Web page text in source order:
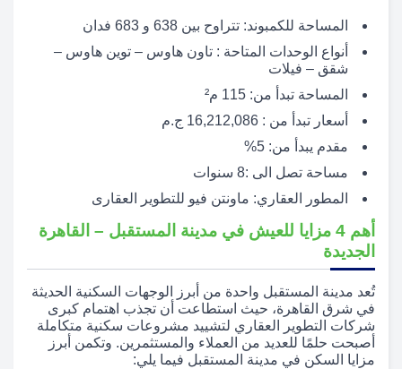
المساحة للكمبوند: تتراوح بين 638 و 683 فدان
أنواع الوحدات المتاحة : تاون هاوس – توين هاوس –
شقق – فيلات
المساحة تبدأ من: 115 م²
أسعار تبدأ من : 16,212,086 ج.م
مقدم يبدأ من: 5%
مساحة تصل الى :8 سنوات
المطور العقاري: ماونتن فيو للتطوير العقارى
أهم 4 مزايا للعيش في مدينة المستقبل – القاهرة
الجديدة
تُعد مدينة المستقبل واحدة من أبرز الوجهات السكنية الحديثة
في شرق القاهرة، حيث استطاعت أن تجذب اهتمام كبرى
شركات التطوير العقاري لتشييد مشروعات سكنية متكاملة
أصبحت حلمًا للعديد من العملاء والمستثمرين. وتكمن أبرز
مزايا السكن في مدينة المستقبل فيما يلي: